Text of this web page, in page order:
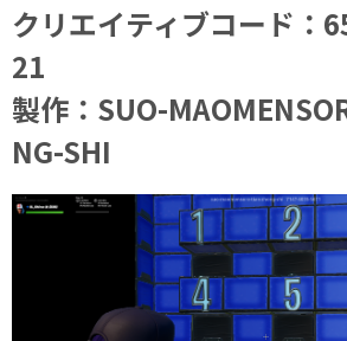
クリエイティブコード：
21
製作：SUO-
NG-SHI